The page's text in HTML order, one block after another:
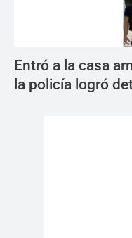
Entró a la casa
la policía logró